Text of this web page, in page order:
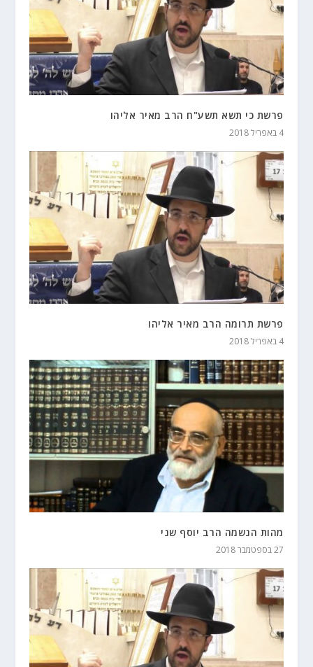
פרשת כי תשא תשע"ח הרב מאיר אליהו
4 באפריל 2018
פרשת תרומה הרב מאיר אליהו
4 באפריל 2018
מהות הנשמה הרב יוסף שני
27 בספטמבר 2018